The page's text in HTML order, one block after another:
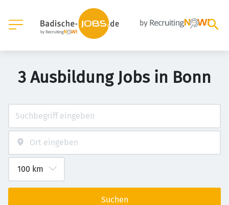
3 Ausbildung Jobs in Bonn
Suchen